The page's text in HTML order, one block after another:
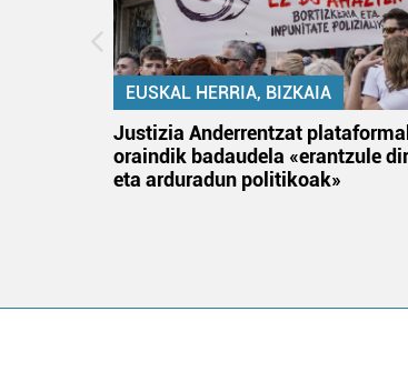
EUSKAL HERRIA, BIZKAIA
Justizia Anderrentzat
oraindik badaudela «erantzule
eta arduradun politikoak»